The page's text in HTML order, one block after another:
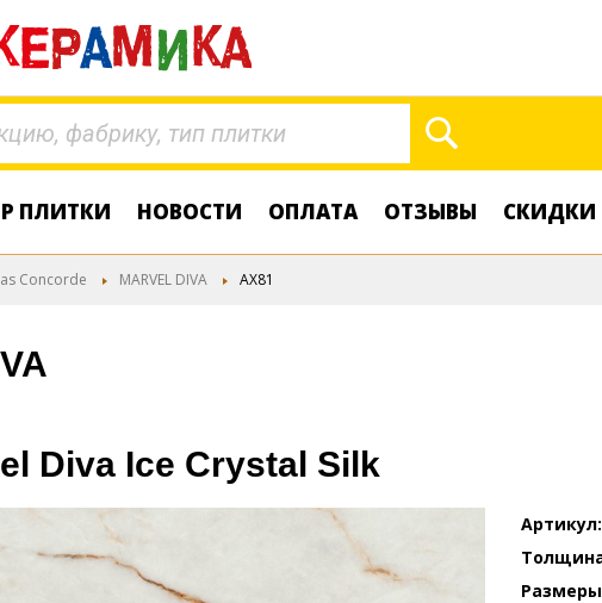
ПЛИТКИ НОВОСТИ ОПЛАТА ОТЗЫВЫ СКИДКИ
Concorde MARVEL DIVA AX81
Diva Ice Crystal Silk
Артикул
Размеры